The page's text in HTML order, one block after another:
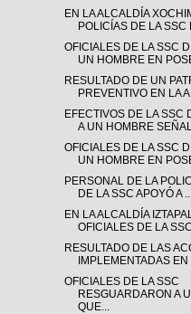
EN LA ALCALDÍA
POLICÍAS DE LA SSC
OFICIALES DE LA SSC
UN HOMBRE EN
RESULTADO DE UN
PREVENTIVO EN LA
EFECTIVOS DE LA SSC
A UN HOMBRE
OFICIALES DE LA SSC
UN HOMBRE EN
PERSONAL DE LA
DE LA SSC APOYÓ A
EN LA ALCALDÍA
OFICIALES DE LA
RESULTADO DE LAS
IMPLEMENTADAS
OFICIALES DE LA SSC
RESGUARDARON A
QUE...